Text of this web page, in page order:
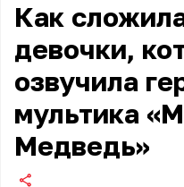
Как
девочки,
озвучила
мультика
Медведь»